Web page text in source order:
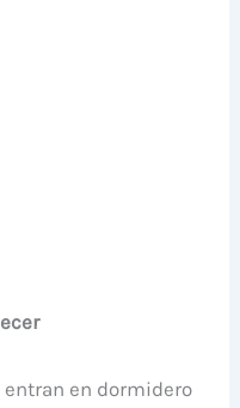
en dormidero